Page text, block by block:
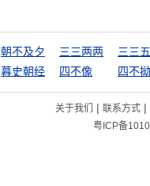
朝不及夕 三三两两
三三
暮史朝经 四不像 四不
关于我们 | 联系方式|
粤ICP备